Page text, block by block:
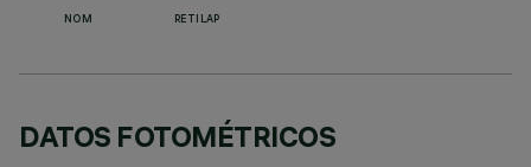
NOM RETILAP
DATOS FOTOMÉTRICOS